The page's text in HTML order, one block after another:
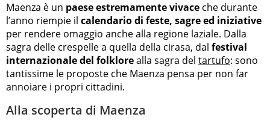
Maenza è un paese estremamente vivace che durante
l’anno riempie il calendario di feste, sagre ed iniziative
per rendere omaggio anche alla regione laziale. Dalla
sagra delle crespelle a quella della cirasa, dal festival
internazionale del folklorealla sagra del tartufo: sono
tantissime le proposte che Maenza pensa per non far
annoiare i propri cittadini.
Alla scoperta di Maenza